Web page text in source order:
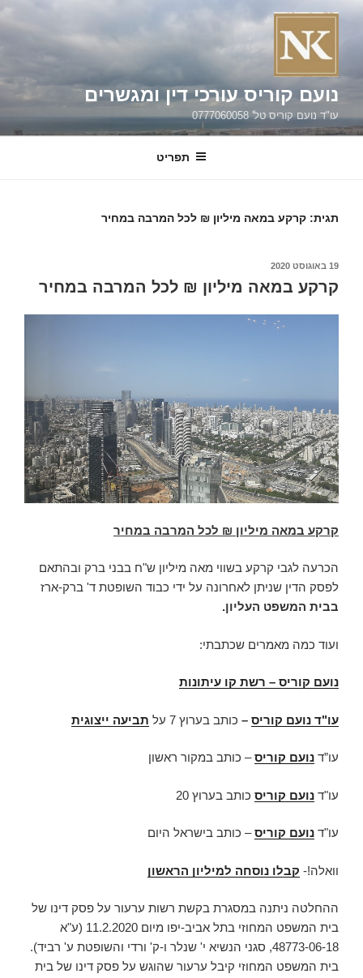
דילוג
נועם קוריס עורכי דין ומגשרים
עו"ד נועם קוריס טל' 0777060058
תפריט
תגית: קרקע במאה מיליון ₪ לכל המרבה במחיר
פורסם
19 באוגוסט 2020
קרקע במאה מיליון ₪ לכל המרבה במחיר
קרקע במאה מיליון ₪ לכל המרבה במחיר
הכרעה לגבי קרקע בשווי מאה מיליון ש"ח בבני ברק ובהתאם
לפסק הדין שניתן לאחרונה על ידי כבוד השופטת ד' ברק-ארז
בבית המשפט העליון.
ועוד כמה מאמרים שכתבתי:
נועם קוריס – רשת קו עיתונות
עו"ד נועם קוריס – כותב בערוץ 7 על תביעה ייצוגית
עו”ד נועם קוריס– כותב במקור ראשון
עו"ד נועם קוריס כותב בערוץ 20
עו"ד נועם קוריס– כותב בישראל היום
וואלה!- קבלו נוסחה למיליון הראשון
ההחלטה ניתנה במסגרת בקשת רשות ערעור על פסק דינו של
בית המשפט המחוזי בתל אביב-יפו מיום 11.2.2020 (ע"א
48773-06-18, סגני הנשיא י' שנלר ו-ק' ורדי והשופטת ע' רביד).
בית המשפט המחוזי קיבל ערעור שהוגש על פסק דינו של בית